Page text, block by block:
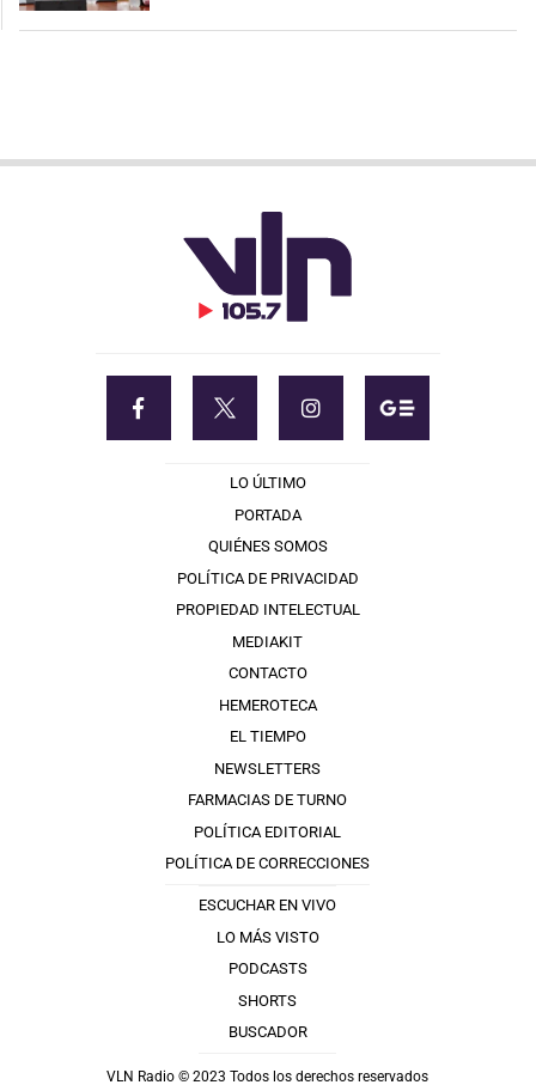
LO ÚLTIMO
PORTADA
QUIÉNES SOMOS
POLÍTICA DE PRIVACIDAD
PROPIEDAD INTELECTUAL
MEDIAKIT
CONTACTO
HEMEROTECA
EL TIEMPO
NEWSLETTERS
FARMACIAS DE TURNO
POLÍTICA EDITORIAL
POLÍTICA DE CORRECCIONES
ESCUCHAR EN VIVO
LO MÁS VISTO
PODCASTS
SHORTS
BUSCADOR
VLN Radio © 2023 Todos los derechos reservados